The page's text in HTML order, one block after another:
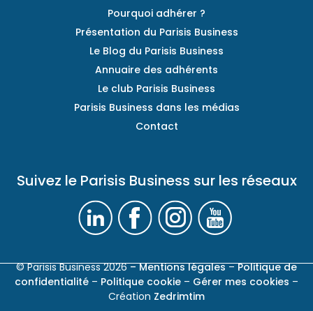
Pourquoi adhérer ?
Présentation du Parisis Business
Le Blog du Parisis Business
Annuaire des adhérents
Le club Parisis Business
Parisis Business dans les médias
Contact
Suivez le Parisis Business sur les réseaux
© Parisis Business 2026– Mentions légales–Politique de
confidentialité – Politique cookie – Gérer mes cookies –
Création Zedrimtim